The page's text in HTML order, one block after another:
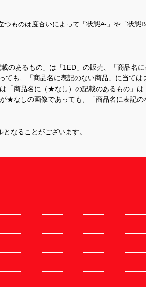
ものは度合いによって「状態A-」や「状態B
あるもの」は「1ED」の販売、「商品名
も、「商品名に表記のない商品」に当ては
商品名に（★なし）の記載のあるもの」
なしの画像であっても、「商品名に表記の
なることがございます。